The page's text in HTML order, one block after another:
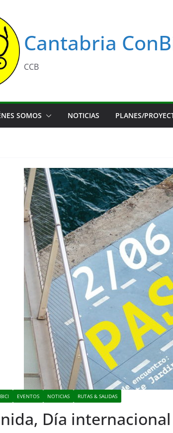
Cantabria
CCB
SOMOS NOTICIAS PLANES/
EVENTOS NOTICIAS RUTAS & SALIDAS
Día